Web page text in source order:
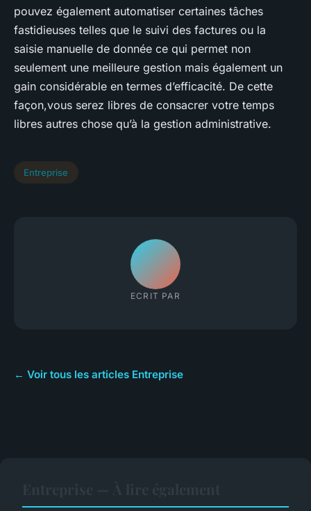
pouvez également automatiser certaines tâches
fastidieuses telles que le suivi des factures ou la
saisie manuelle de donnée ce qui permet non
seulement une meilleure gestion mais également un
gain considérable en termes d’efficacité. De cette
façon,vous serez libres de consacrer votre temps
libres autres chose qu’à la gestion administrative.
Entreprise
ECRIT PAR
← Voir tous les articles Entreprise